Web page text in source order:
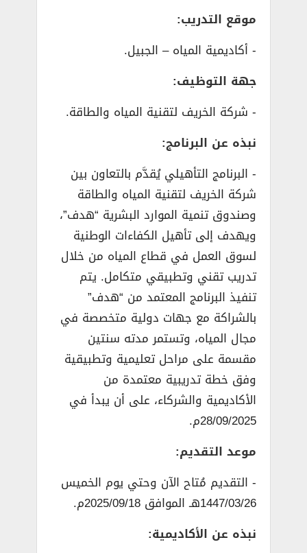
موقع التدريب:
­- أكاديمية المياه – الجبيل.
جهة التوظيف:
­- شركة الخريف لتقنية المياه والطاقة.
نبذه عن البرنامج:
­- البرنامج التأهيلي يُقدَّم بالتعاون بين
شركة الخريف لتقنية المياه والطاقة
وصندوق تنمية الموارد البشرية “هدف”،
ويهدف إلى تأهيل الكفاءات الوطنية
لسوق العمل في قطاع المياه من خلال
تدريب تقني وتطبيقي متكامل. يتم
تنفيذ البرنامج المعتمد من “هدف”
بالشراكة مع جهات دولية متخصصة في
مجال المياه، وتستمر مدته سنتين
مقسمة على مراحل تعليمية وتطبيقية
وفق خطة تدريبية معتمدة من
الأكاديمية والشركاء، على أن يبدأ في
28/09/2025م.
موعد التقديم:
­- التقديم مُتاح الآن وحتي يوم الخميس
1447/03/26هـ الموافق 2025/09/18م.
نبذه عن الأكاديمية: